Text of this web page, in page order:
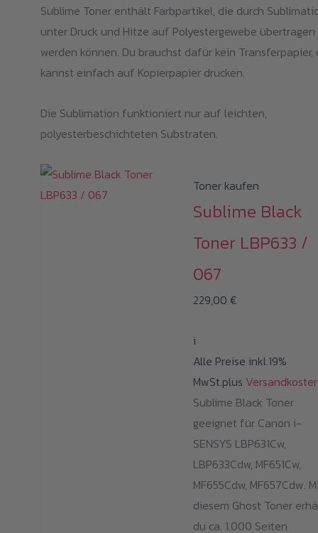
Sublime Toner enthält Farbpartikel, die durch
unter Druck und Hitze auf Polyestergewebe übertragen
werden können. Du brauchst dafür kein Transferpapier,
kannst einfach auf Kopierpapier drucken.
Die Sublimation funktioniert nur auf leichten,
polyesterbeschichteten Substraten.
Toner kaufen
Sublime Black
Toner LBP633 /
067
229,00 €
i
Alle Preise inkl.19%
MwSt.plus
Sublime Black Toner
geeignet für Canon i-
SENSYS LBP631Cw,
LBP633Cdw, MF651Cw,
MF655Cdw, MF657Cdw.
diesem Ghost Toner
du ca. 1.000 Seiten